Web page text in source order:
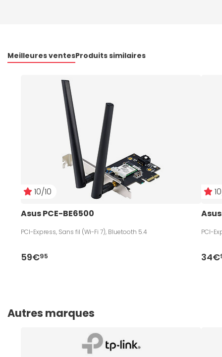
Meilleures ventesProduits similaires
10/10
Asus PCE-BE6500
PCI-Express, Sans fil (Wi-Fi 7), Bluetooth 5.4
59€95
PCI-
34€
Autres marques